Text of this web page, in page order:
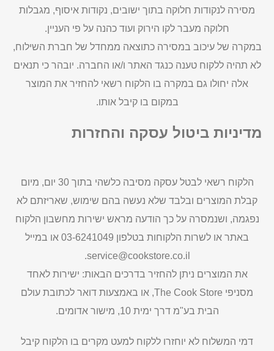
מסירה לנקודות חלוקה בתוך ישובים, נקודות איסוף, מגבלות
חלוקה מעבר לקו הירוק ועוד כהנה על פי העניין.
במקרה של עיכוב במסירה כתוצאה ממחדל של חברת השילוח,
לא תהיה ללקוח טענה כנגד האתר ו/או החברה. יובהר כי תנאים
אלה יחולו גם במקרה בו הלקוח רשאי להחזיר את המוצר
במקום בו קיבל אותו.
מדיניות ביטול עסקה והחזרות
הלקוח רשאי לבטל עסקה מסיבה כלשהי בתוך 30 יום, מיום
קבלת המוצרים ובלבד שלא נעשה בהם שימוש, שאריזתם לא
נפגמה, ושנמסרה על כך הודעה מראש ישירות מחשבון הלקוח
באתר או לשרות הלקוחות בטלפון 03-6241049 או במייל
service@cookstore.co.il.
את המוצרים ניתן להחזיר בדרכים הבאות: ישירות לאחד
מסניפי The Cook Store, או באמצעות דואר לכתובת עולם
הבית בע"מ דרך ימית 10, מישור אדומים.
דמי המשלוח לא יוחזרו ללקוח למעט מקרים בו הלקוח קיבל